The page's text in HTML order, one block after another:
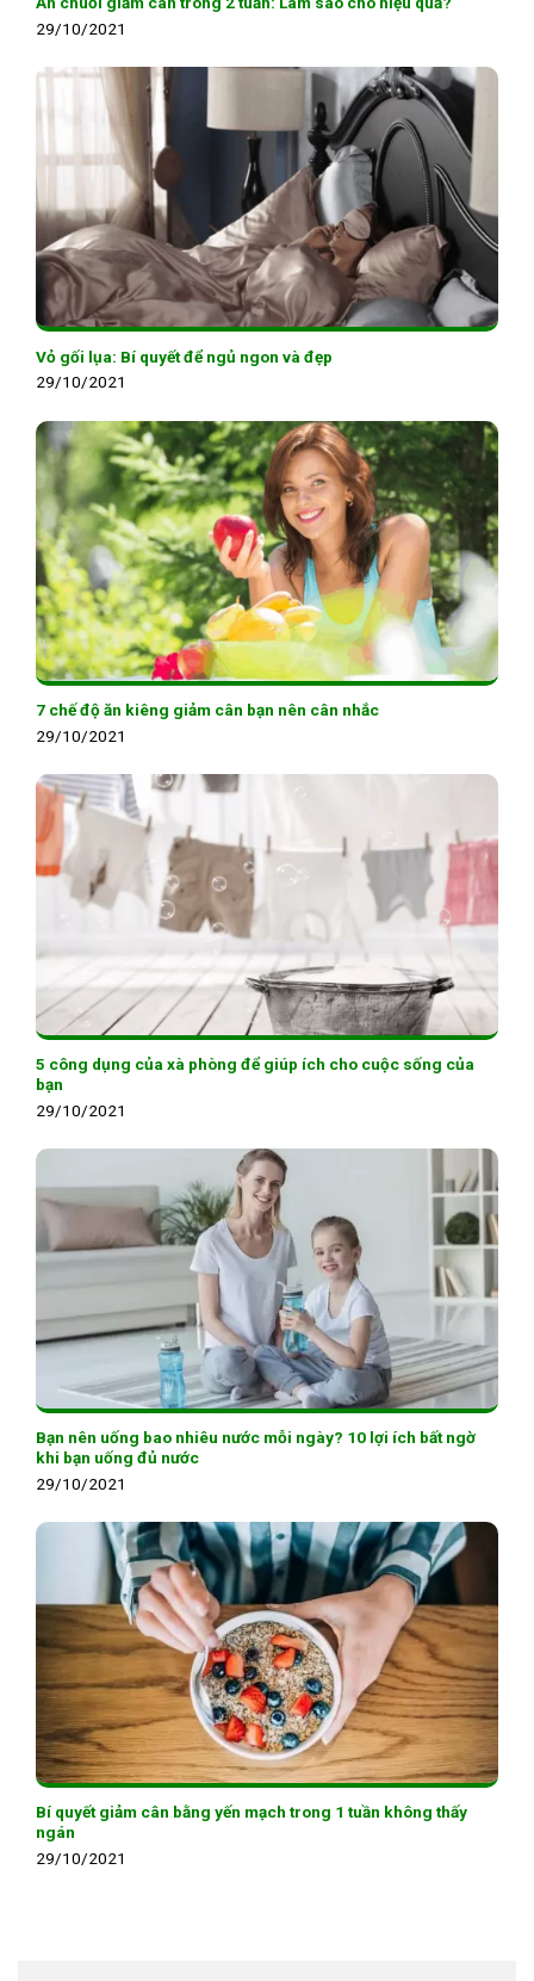
29/10/2021
Vỏ gối lụa: Bí quyết để ngủ ngon và đẹp
29/10/2021
7 chế độ ăn kiêng giảm cân bạn nên cân nhắc
29/10/2021
5 công dụng của xà phòng để giúp ích cho cuộc sống của
bạn
29/10/2021
Bạn nên uống bao nhiêu nước mỗi ngày? 10 lợi ích bất ngờ
khi bạn uống đủ nước
29/10/2021
Bí quyết giảm cân bằng yến mạch trong 1 tuần không thấy
ngán
29/10/2021